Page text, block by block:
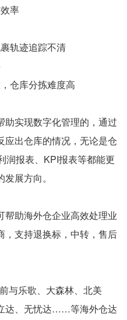
率
轨迹追踪不清
仓库分拣难度高
助实现数字化管理的，通过
应出仓库的情况，无论是仓
润报表、KPI报表等都能更
展方向。
帮助海外仓企业高效处理业
，支持退换标，中转，售后
与乐歌、大森林、北美
达、无忧达……等海外仓达